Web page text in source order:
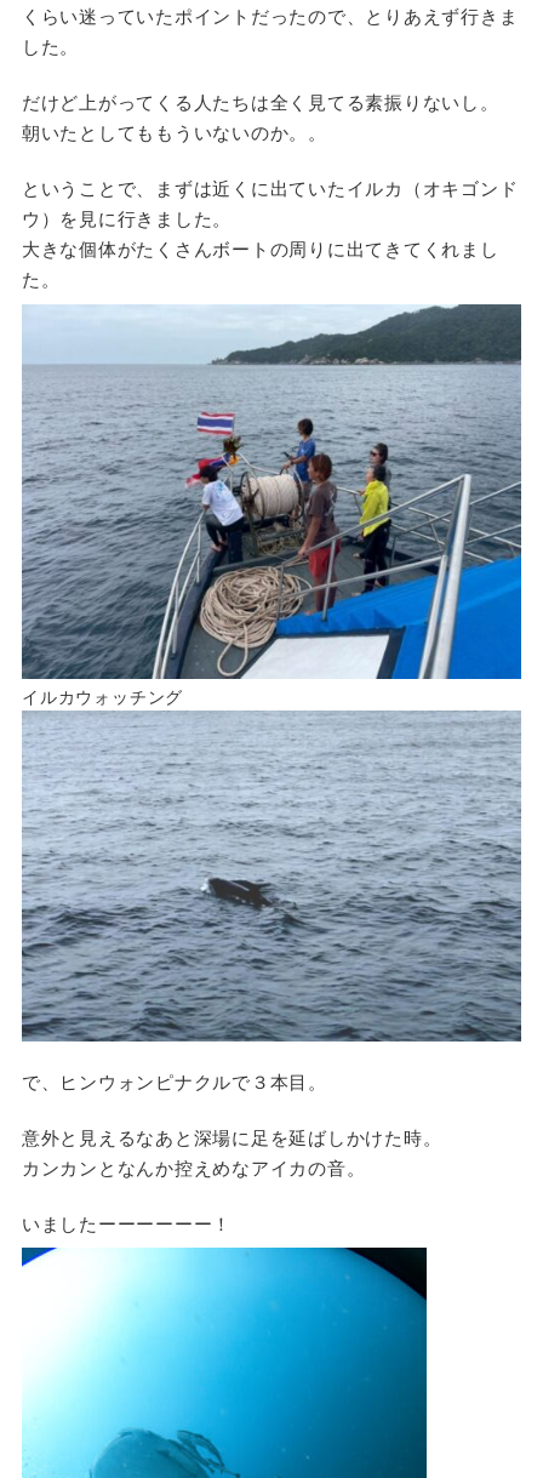
くらい迷っていたポイントだったので、とりあえず行きま
した。
だけど上がってくる人たちは全く見てる素振りないし。
朝いたとしてももういないのか。。
ということで、まずは近くに出ていたイルカ（オキゴンド
ウ）を見に行きました。
大きな個体がたくさんボートの周りに出てきてくれまし
た。
イルカウォッチング
で、ヒンウォンピナクルで３本目。
意外と見えるなあと深場に足を延ばしかけた時。
カンカンとなんか控えめなアイカの音。
いましたーーーーーー！